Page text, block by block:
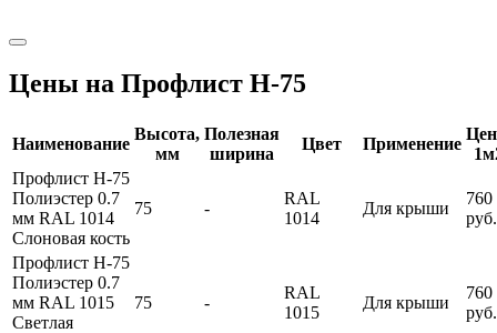
Цены на Профлист Н-75
Наименование
Высота,
мм
Полезная
ширина
Цвет Применение
Профлист Н-75
Полиэстер 0.7
мм RAL 1014
Слоновая кость
75 -
RAL
1014
Для крыши
760
руб.
Профлист Н-75
Полиэстер 0.7
мм RAL 1015
Светлая
75 -
RAL
1015
Для крыши
760
руб.